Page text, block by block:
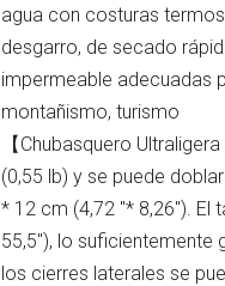
agua con costuras
desgarro, de secado
impermeable adecuadas
montañismo, turismo
【Chubasquero
(0,55 lb) y se puede
* 12 cm (4,72 "* 8,26"). El
55,5"), lo suficientemente
los cierres laterales se